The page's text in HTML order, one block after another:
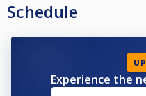
Schedule
Experience the